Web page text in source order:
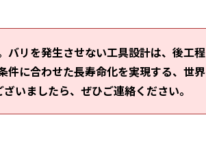
バリを発生させない工具設計は、後工程
件に合わせた長寿命化を実現する、世界
いましたら、ぜひご連絡ください。